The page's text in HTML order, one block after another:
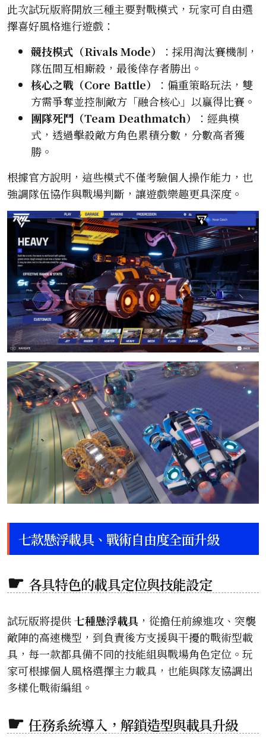
此次試玩版將開放三種主要對戰模式，玩家可自由選
擇喜好風格進行遊戲：
競技模式（Rivals Mode）
：採用淘汰賽機制，
隊伍間互相廝殺，最後倖存者勝出。
核心之戰（Core Battle）
：偏重策略玩法，雙
方需爭奪並控制敵方「融合核心」以贏得比賽。
團隊死鬥（Team Deathmatch）
：經典模
式，透過擊殺敵方角色累積分數，分數高者獲
勝。
根據官方說明，這些模式不僅考驗個人操作能力，也
強調隊伍協作與戰場判斷，讓遊戲樂趣更具深度。
七款懸浮載具、戰術自由度全面升級
各具特色的載具定位與技能設定
試玩版將提供七種懸浮載具 ，從擔任前線進攻、突襲
敵陣的高速機型，到負責後方支援與干擾的戰術型載
具，每一款都具備不同的技能組與戰場角色定位。玩
家可根據個人風格選擇主力載具，也能與隊友協調出
多樣化戰術編組。
任務系統導入，解鎖造型與載具升級